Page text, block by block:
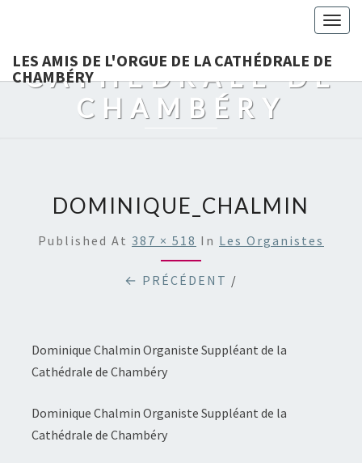
LES AMIS DE L'ORGUE DE LA CATHÉDRALE DE
CHAMBÉRY
L'ORGUE DE LA
CATHÉDRALE DE
CHAMBÉRY
DOMINIQUE_CHALMIN
Published At 387 × 518 In Les Organistes
← PRÉCÉDENT /
Dominique Chalmin Organiste Suppléant de la
Cathédrale de Chambéry
Dominique Chalmin Organiste Suppléant de la
Cathédrale de Chambéry